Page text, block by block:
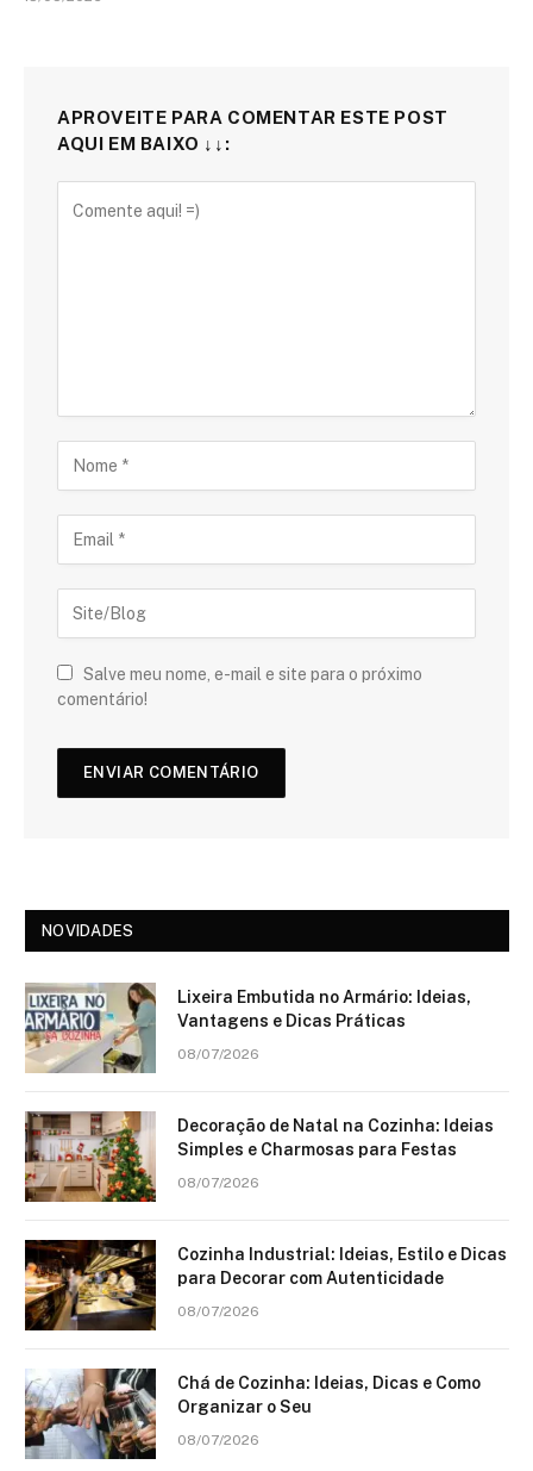
APROVEITE PARA COMENTAR ESTE POST
AQUI EM BAIXO ↓↓:
Salve meu nome, e-mail e site para o próximo
comentário!
NOVIDADES
Lixeira Embutida no Armário: Ideias,
Vantagens e Dicas Práticas
08/07/2026
Decoração de Natal na Cozinha: Ideias
Simples e Charmosas para Festas
08/07/2026
Cozinha Industrial: Ideias, Estilo e Dicas
para Decorar com Autenticidade
08/07/2026
Chá de Cozinha: Ideias, Dicas e Como
Organizar o Seu
08/07/2026